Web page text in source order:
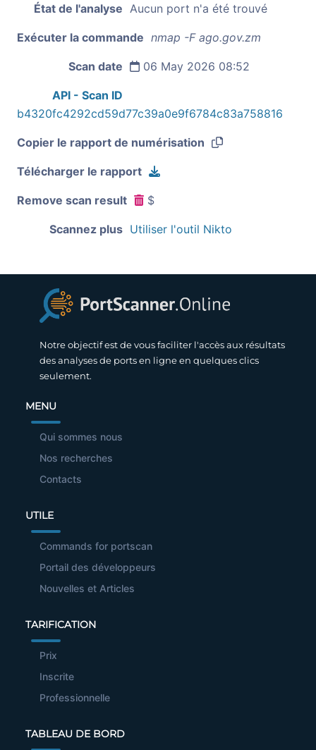
État de l'analyse Aucun port n'a été trouvé
Exécuter la commande nmap -F ago.gov.zm
Scan date 06 May 2026 08:52
API - Scan ID
b4320fc4292cd59d77c39a0e9f6784c83a758816
Copier le rapport de numérisation
Télécharger le rapport
Remove scan result $
Scannez plus Utiliser l'outil Nikto
Notre objectif est de vous faciliter l'accès aux résultats
des analyses de ports en ligne en quelques clics
seulement.
MENU
Qui sommes nous
Nos recherches
Contacts
UTILE
Commands for portscan
Portail des développeurs
Nouvelles et Articles
TARIFICATION
Prix
Inscrite
Professionnelle
TABLEAU DE BORD